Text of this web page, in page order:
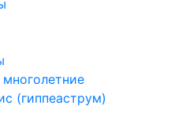
(гиппеаструм)